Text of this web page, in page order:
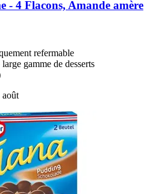
-​ 4 Flacons, Amande amère
refermable
gamme de desserts